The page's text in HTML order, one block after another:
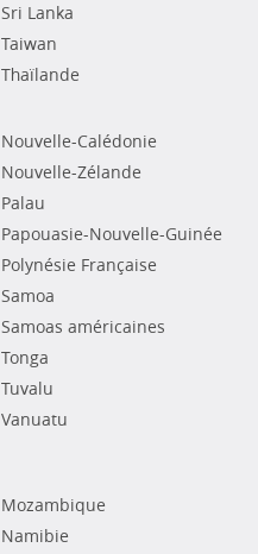
Sri Lanka
Taiwan
Thaïlande
Nouvelle-Calédonie
Nouvelle-Zélande
Palau
Papouasie-Nouvelle-Guinée
Polynésie Française
Samoa
Samoas américaines
Tonga
Tuvalu
Vanuatu
Mozambique
Namibie